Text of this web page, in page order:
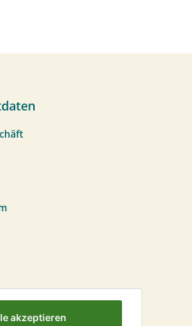
akzeptieren